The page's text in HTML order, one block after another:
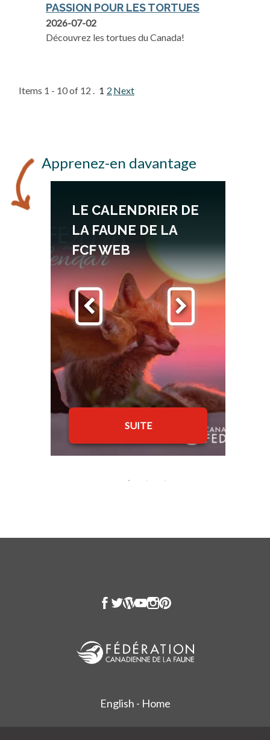
PASSION POUR LES TORTUES
2026-07-02
Découvrez les tortues du Canada!
Items 1 - 10 of 12 . 1 2 Next
Apprenez-en davantage
LE CALENDRIER DE
LA FAUNE DE LA
FCF WEB
SUITE
English - Home